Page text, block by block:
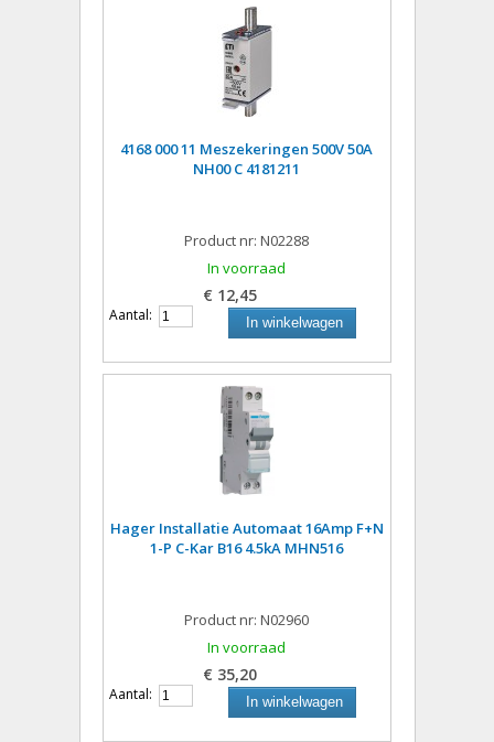
4168 000 11 Meszekeringen 500V 50A
NH00 C 4181211
Product nr: N02288
In voorraad
€ 12,45
Aantal: In winkelwagen
Hager Installatie Automaat 16Amp F+N
1-P C-Kar B16 4.5kA MHN516
Product nr: N02960
In voorraad
€ 35,20
Aantal: In winkelwagen